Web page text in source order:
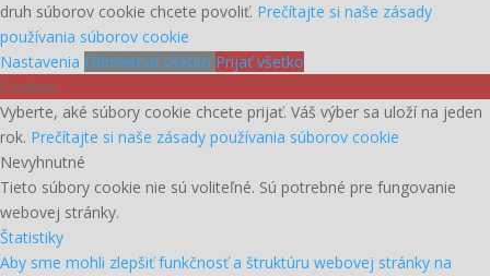
druh súborov cookie chcete povoliť. Prečítajte si naše zásady
používania súborov cookie
Nastavenia Odmietnuť všetko Prijať všetko
Cookies
Vyberte, aké súbory cookie chcete prijať. Váš výber sa uloží na jeden
rok. Prečítajte si naše zásady používania súborov cookie
Nevyhnutné
Tieto súbory cookie nie sú voliteľné. Sú potrebné pre fungovanie
webovej stránky.
Štatistiky
Aby sme mohli zlepšiť funkčnosť a štruktúru webovej stránky na